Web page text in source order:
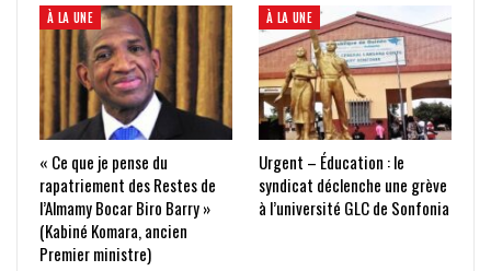
À LA UNE
« Ce que je pense du
rapatriement des Restes de
l’Almamy Bocar Biro Barry »
(Kabiné Komara, ancien
Premier ministre)
À LA UNE
Urgent – Éducation : le
syndicat déclenche une grève
à l’université GLC de Sonfonia